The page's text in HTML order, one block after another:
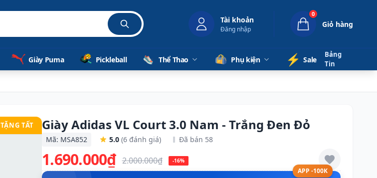
Tài khoản
Đăng nhập
0
Giỏ hàng
Giày Puma Pickleball Thể Thao Phụ kiện ⚡️ Sale
Bảng
Tin
TẶNG TẤT Giày Adidas VL Court 3.0 Nam - Trắng Đen Đỏ
Mã: MSA852 5.0 (6 đánh giá) Đã bán 58
1.690.000₫ 2.000.000₫ -16%
APP -100K